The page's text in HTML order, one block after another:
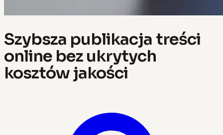
Szybsza publikacja treści
online bez ukrytych
kosztów jakości